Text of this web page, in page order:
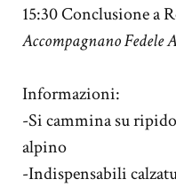
15:30Conclusione a
Accompagnano
Informazioni:
-Si cammina su
alpino
-Indispensabili